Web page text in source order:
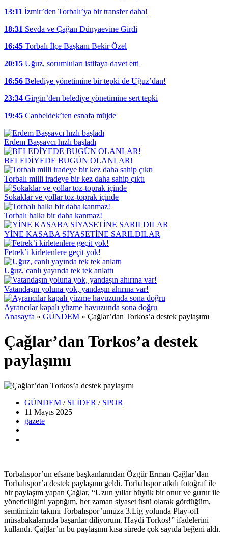
13:11 İzmir’den Torbalı’ya bir transfer daha!
18:31 Sevda ve Çağan Dünyaevine Girdi
16:45 Torbalı İlçe Başkanı Bekir Özel
20:15 Uğuz, sorumluları istifaya davet etti
16:56 Belediye yönetimine bir tepki de Uğuz’dan!
23:34 Girgin’den belediye yönetimine sert tepki
19:45 Canbeldek’ten esnafa müjde
Erdem Başsavcı hızlı başladı
BELEDİYEDE BUGÜN OLANLAR!
Torbalı milli iradeye bir kez daha sahip çıktı
Sokaklar ve yollar toz-toprak içinde
Torbalı halkı bir daha kanmaz!
YİNE KASABA SİYASETİNE SARILDILAR
Fetrek’i kirletenlere geçit yok!
Uğuz, canlı yayında tek tek anlattı
Vatandaşın yoluna yok, yandaşın ahırına var!
Ayrancılar kapalı yüzme havuzunda sona doğru
Anasayfa » GÜNDEM » Çağlar’dan Torkos’a destek paylaşımı
Çağlar’dan Torkos’a destek
paylaşımı
GÜNDEM / SLİDER / SPOR
11 Mayıs 2025
gazete
Torbalıspor’un efsane başkanlarından Özgür Erman Çağlar’dan
Torbalıspor’a destek paylaşımı geldi. Torbalıspor atkılı fotoğraf ile
bir paylaşım yapan Çağlar, “Uzun yıllar büyük bir onur ve gurur ile
yöneticiliğini yaptığım, her zaman siyaset üstü olarak gördüğüm,
semtimizin takımı Torbalıspor’umuza 3.Lig yolunda Play-off
müsabakalarında başarılar diliyorum. Haydi Torkos!” ifadelerini
kullandı. Çağlar’ın bu paylaşımı kısa sürede çok sayıda beğeni aldı.